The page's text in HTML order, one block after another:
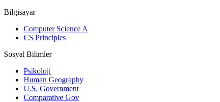
Bilgisayar
Computer Science A
CS Principles
Sosyal Bilimler
Psikoloji
Human Geography
U.S. Government
Comparative Gov